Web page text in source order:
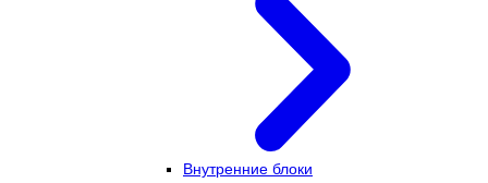
Внутренние блоки